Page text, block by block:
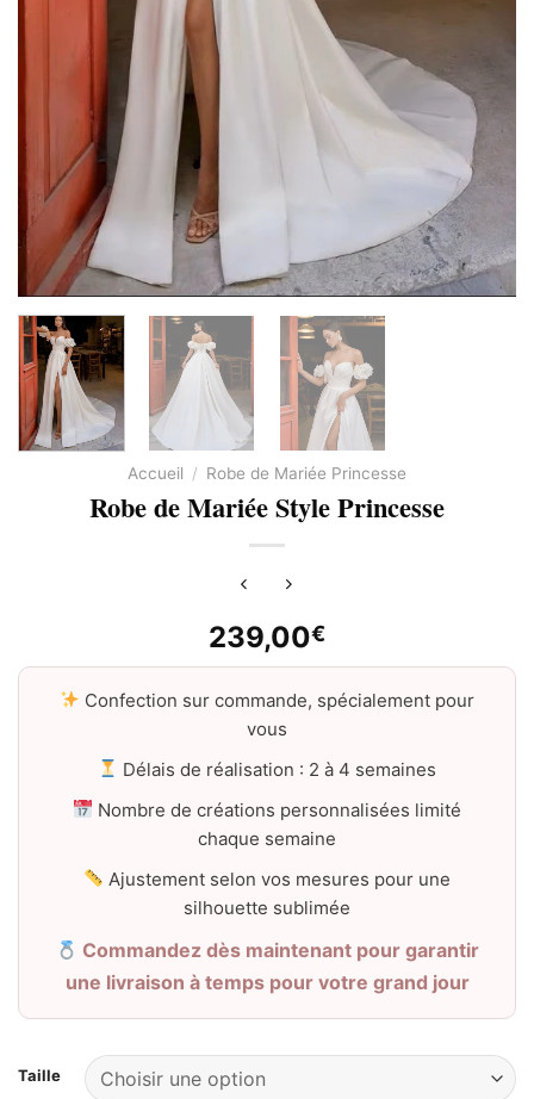
Accueil / Robe de Mariée Princesse
Robe de Mariée Style Princesse
239,00€
Confection sur commande, spécialement pour
vous
Délais de réalisation : 2 à 4 semaines
Nombre de créations personnalisées limité
chaque semaine
Ajustement selon vos mesures pour une
silhouette sublimée
Commandez dès maintenant pour garantir
une livraison à temps pour votre grand jour
Taille